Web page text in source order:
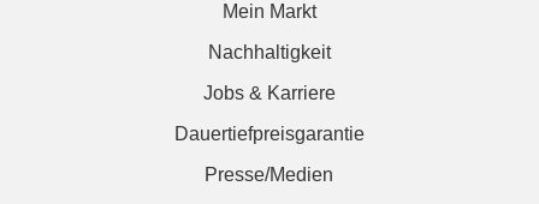
Mein Markt
Nachhaltigkeit
Jobs & Karriere
Dauertiefpreisgarantie
Presse/Medien